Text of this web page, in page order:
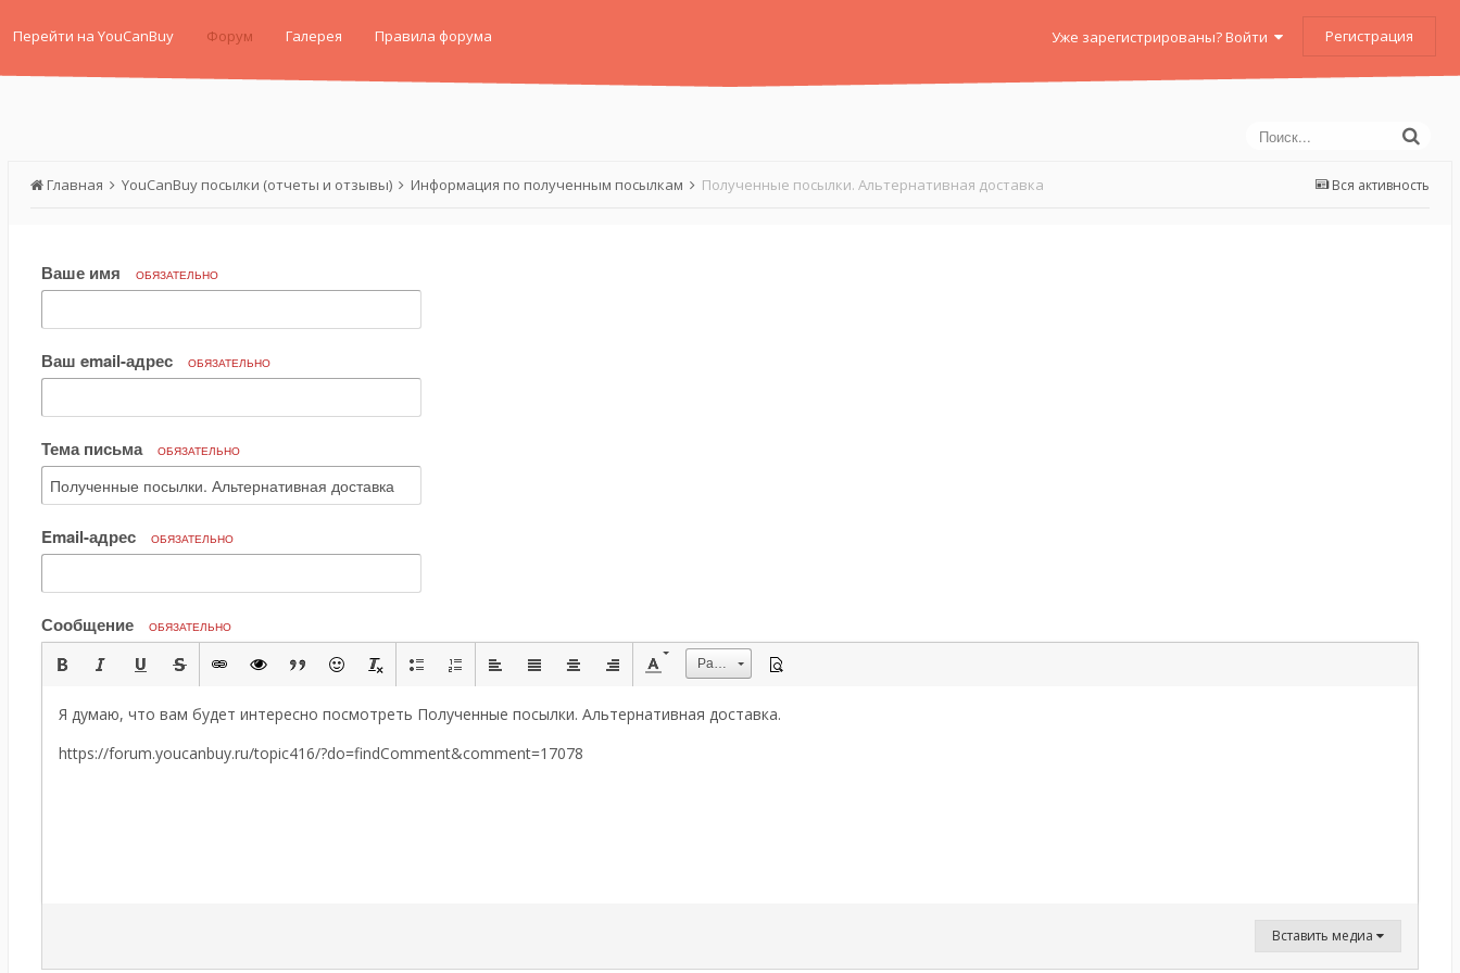
Перейти на YouCanBuy Форум Галерея Правила форума Уже зарегистрированы? Войти Регистрация
Вся активность
Главная YouCanBuy посылки (отчеты и отзывы) Информация по полученным посылкам Полученные посылки. Альтернативная доставка
Ваше имя ОБЯЗАТЕЛЬНО
Ваш email-адрес ОБЯЗАТЕЛЬНО
Тема письма ОБЯЗАТЕЛЬНО
Email-адрес ОБЯЗАТЕЛЬНО
Сообщение ОБЯЗАТЕЛЬНО
Размер
Я думаю, что вам будет интересно посмотреть Полученные посылки. Альтернативная доставка.
https://forum.youcanbuy.ru/topic416/?do=findComment&comment=17078
Вставить медиа